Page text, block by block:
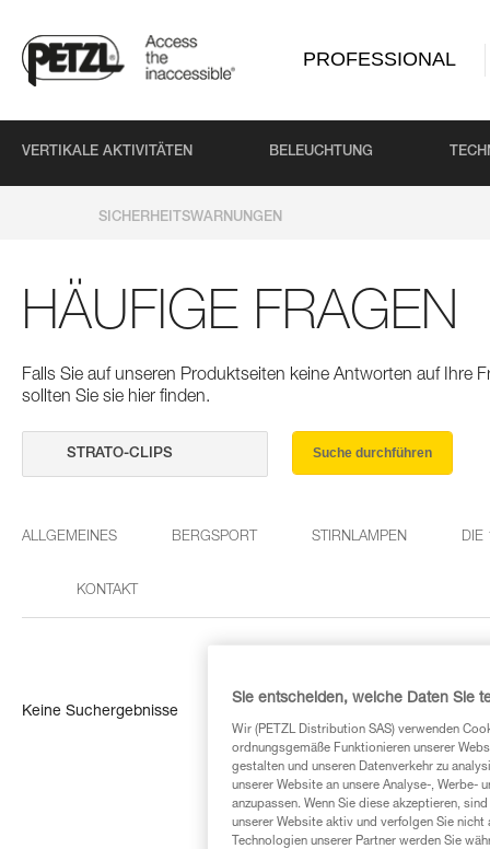
PROFESSIONAL
VERTIKALE AKTIVITÄTEN BELEUCHTUNG
SICHERHEITSWARNUNGEN
HÄUFIGE FRAGEN
Falls Sie auf unseren Produktseiten keine Antworten auf Ihre
sollten Sie sie hier finden.
Suche durchführen
ALLGEMEINES BERGSPORT STIRNLAMPEN DIE
KONTAKT
Keine Suchergebnisse
Sie entscheiden, welche Daten Sie
Wir (PETZL Distribution SAS) verwenden
ordnungsgemäße Funktionieren unserer
gestalten und unseren Datenverkehr zu
unserer Website an unsere Analyse-, Werbe-
anzupassen. Wenn Sie diese akzeptieren,
unserer Website aktiv und verfolgen Sie
Technologien unserer Partner werden Sie